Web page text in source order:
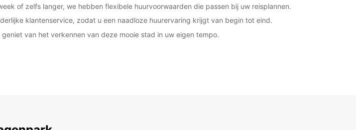
of zelfs langer, we hebben flexibele huurvoorwaarden die passen bij uw reisplannen.
klantenservice, zodat u een naadloze huurervaring krijgt van begin tot eind.
van het verkennen van deze mooie stad in uw eigen tempo.